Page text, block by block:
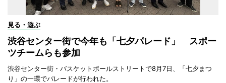
見る・遊ぶ
渋谷センター街で今年も「七夕パレード」 スポー
ツチームらも参加
渋谷センター街・バスケットボールストリートで8月7日、「七夕まつ
り」の一環でパレードが行われた。